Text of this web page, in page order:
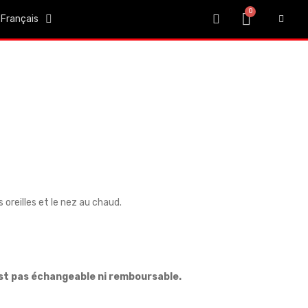
Français
et le nez au chaud.
pas échangeable ni remboursable.